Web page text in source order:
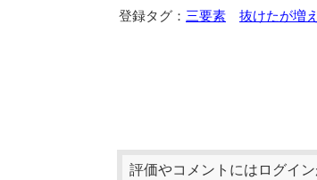
登録タグ： 三要素 抜けたが増
評価やコメントにはログイ